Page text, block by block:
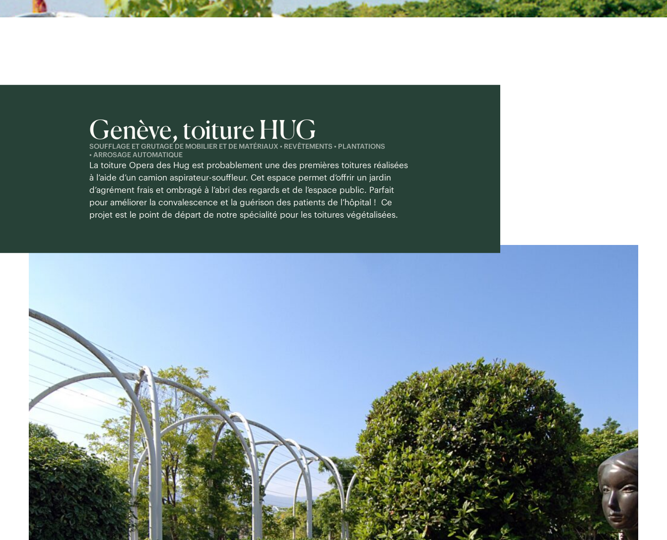
Genève, toiture HUG
SOUFFLAGE ET GRUTAGE DE MOBILIER ET DE MATÉRIAUX • REVÊTEMENTS • PLANTATIONS
• ARROSAGE AUTOMATIQUE
La toiture Opera des Hug est probablement une des premières toitures réalisées
à l’aide d’un camion aspirateur-souffleur. Cet espace permet d’offrir un jardin
d’agrément frais et ombragé à l’abri des regards et de l’espace public. Parfait
pour améliorer la convalescence et la guérison des patients de l’hôpital ! Ce
projet est le point de départ de notre spécialité pour les toitures végétalisées.